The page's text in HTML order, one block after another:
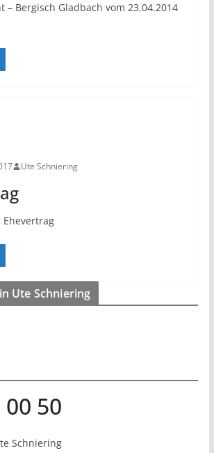
– Bergisch Gladbach vom 23.04.2014
Ute Schniering
Ehevertrag
Ute Schniering
50
Schniering